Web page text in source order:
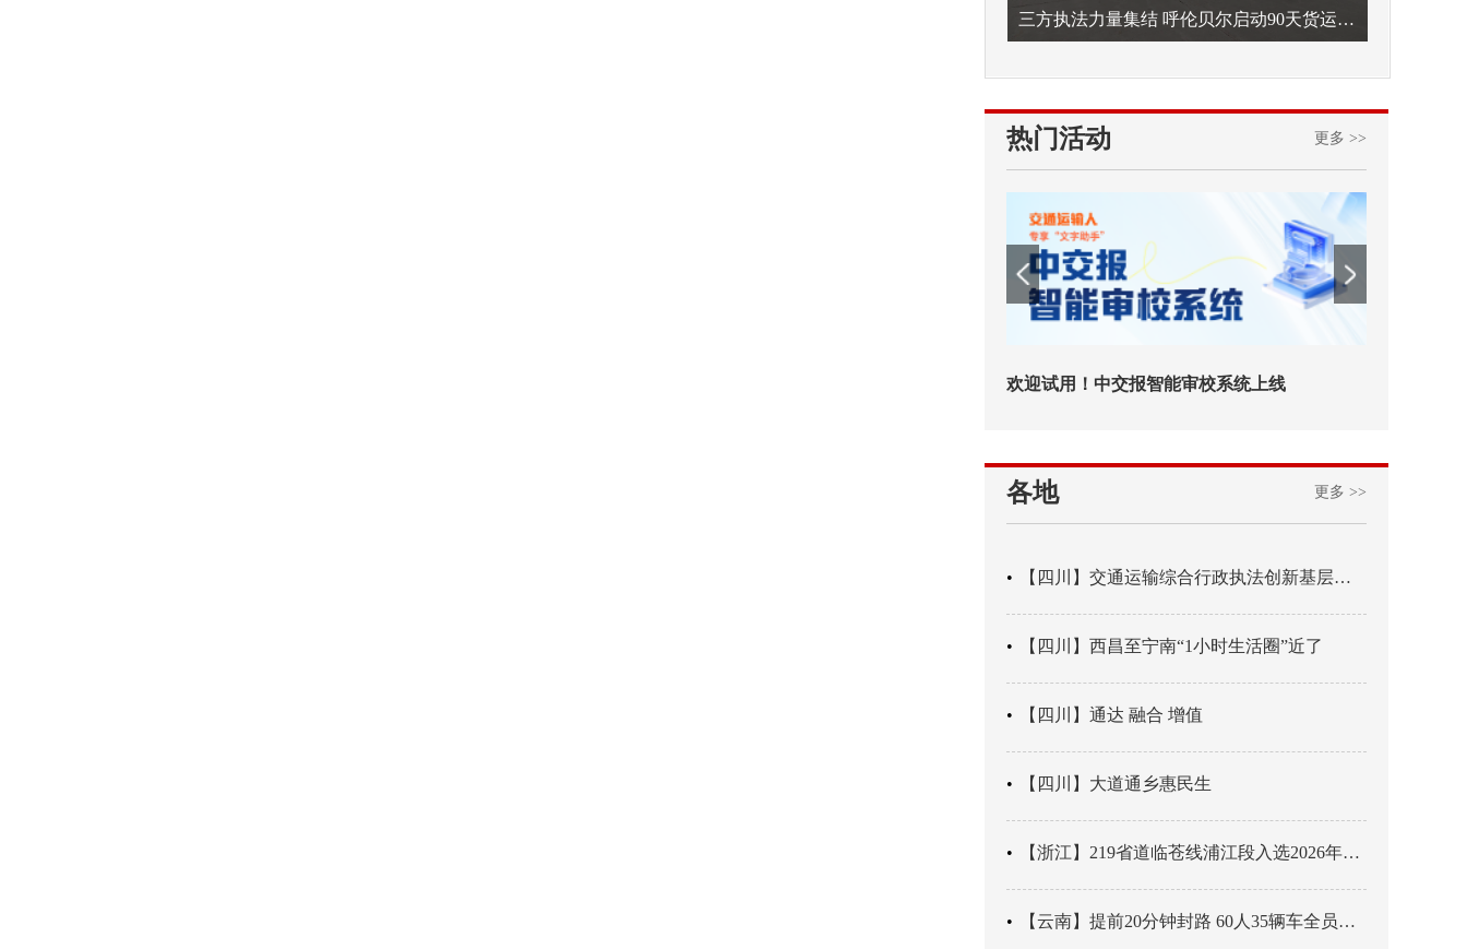
三方执法力量集结 呼伦贝尔启动90天货运车辆违法专项整治
热门活动 更多 >>
欢迎试用！中交报智能审校系统上线
各地 更多 >>
【四川】交通运输综合行政执法创新基层辖区治理“4+3” 新模式
【四川】西昌至宁南“1小时生活圈”近了
【四川】通达 融合 增值
【四川】大道通乡惠民生
【浙江】219省道临苍线浦江段入选2026年度美丽公路项目展示交流活动名单
【云南】提前20分钟封路 60人35辆车全员平安